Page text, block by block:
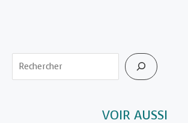
votre
construction
immobilière
Rechercher
VOIR AUSSI